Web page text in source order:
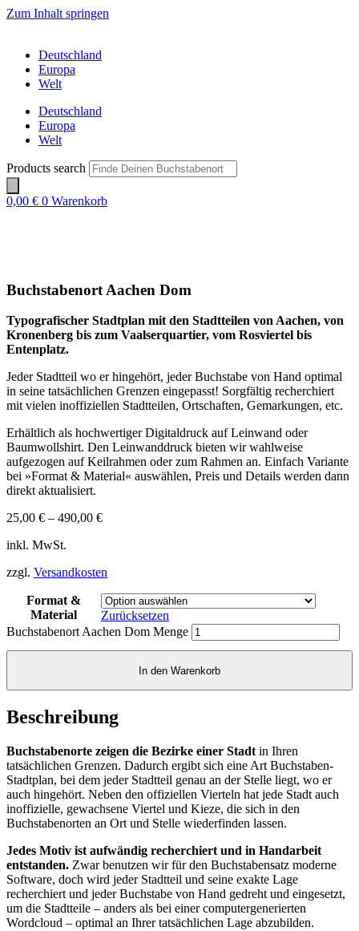
Zum Inhalt springen
Deutschland
Europa
Welt
Deutschland
Europa
Welt
Products search
0,00 € 0 Warenkorb
Buchstabenort Aachen Dom
Typografischer Stadtplan mit den Stadtteilen von Aachen, von
Kronenberg bis zum Vaalserquartier, vom Rosviertel bis
Entenplatz.
Jeder Stadtteil wo er hingehört, jeder Buchstabe von Hand optimal
in seine tatsächlichen Grenzen eingepasst! Sorgfältig recherchiert
mit vielen inoffiziellen Stadtteilen, Ortschaften, Gemarkungen, etc.
Erhältlich als hochwertiger Digitaldruck auf Leinwand oder
Baumwollshirt. Den Leinwanddruck bieten wir wahlweise
aufgezogen auf Keilrahmen oder zum Rahmen an. Einfach Variante
bei »Format & Material« auswählen, Preis und Details werden dann
direkt aktualisiert.
25,00 € – 490,00 €
inkl. MwSt.
zzgl. Versandkosten
Format &
Material
Zurücksetzen
Buchstabenort Aachen Dom Menge
In den Warenkorb
Beschreibung
Buchstabenorte zeigen die Bezirke einer Stadt in Ihren
tatsächlichen Grenzen. Dadurch ergibt sich eine Art Buchstaben-
Stadtplan, bei dem jeder Stadtteil genau an der Stelle liegt, wo er
auch hingehört. Neben den offiziellen Vierteln hat jede Stadt auch
inoffizielle, gewachsene Viertel und Kieze, die sich in den
Buchstabenorten an Ort und Stelle wiederfinden lassen.
Jedes Motiv ist aufwändig recherchiert und in Handarbeit
entstanden. Zwar benutzen wir für den Buchstabensatz moderne
Software, doch wird jeder Stadtteil und seine exakte Lage
recherchiert und jeder Buchstabe von Hand gedreht und eingesetzt,
um die Stadtteile – anders als bei einer computergenerierten
Wordcloud – optimal an Ihrer tatsächlichen Lage abzubilden.